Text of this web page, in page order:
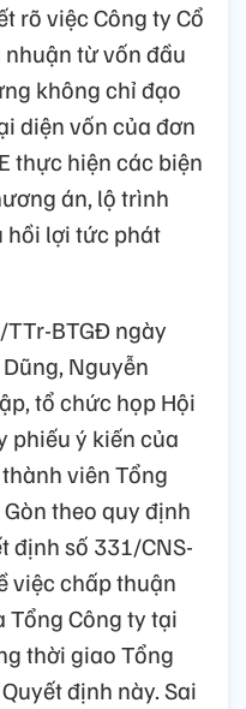
rõ việc Công ty Cổ
từ vốn đầu
không chỉ đạo
diện vốn của đơn
thực hiện các biện
án, lộ trình
hồi lợi tức phát
BTGĐ ngày
Nguyễn
tổ chức họp Hội
phiếu ý kiến của
viên Tổng
theo quy định
định số 331/CNS-
việc chấp thuận
Công ty tại
thời giao Tổng
định này. Sai